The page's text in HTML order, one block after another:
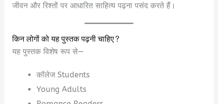
जीवन और रिश्तों पर आधारित साहित्य पढ़ना पसंद करते हैं।
किन लोगों को यह पुस्तक पढ़नी चाहिए?
यह पुस्तक विशेष रूप से—
कॉलेज Students
Young Adults